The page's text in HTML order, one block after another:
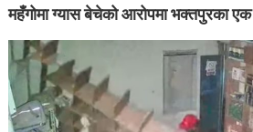
महँगोमा ग्यास बेचेको आरोपमा भक्तपुरका